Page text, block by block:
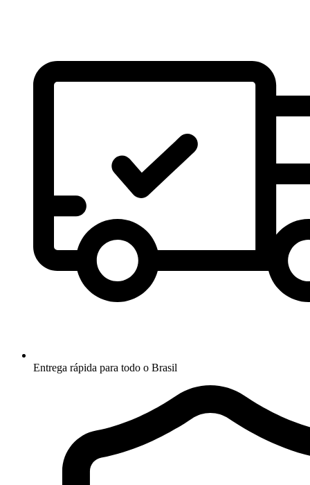
Entrega rápida para todo o Brasil